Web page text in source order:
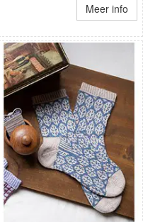
Meer info